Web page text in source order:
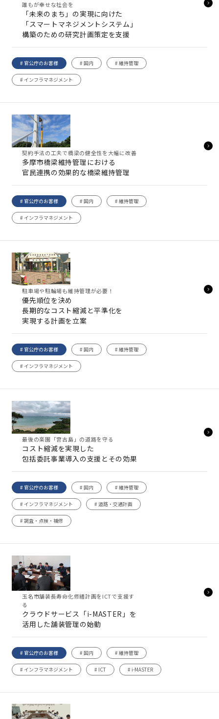
誰もが幸せな社会を
「未来のまち」の実現に向けた
「スマートマネジメントシステム」
構築のための研究計画策定を支援
# 官公庁のお客様 # 国内 # 維持管理
# インフラマネジメント
契約手法の工夫で橋梁の健全性を大幅に改善
多摩市橋梁維持管理における
官民連携の効果的な橋梁維持管理
# 官公庁のお客様 # 国内 # 維持管理
# インフラマネジメント
駐車場や駐輪場も維持管理が必要！
優先順位を決め
長期的なコスト縮減と平準化を
実現する計画を立案
# 官公庁のお客様 # 国内 # 維持管理
# インフラマネジメント
最後の楽園「宮古島」の道路を守る
コスト縮減を実現した
包括委託事業導入の支援とその効果
# 官公庁のお客様 # 国内 # 維持管理
# インフラマネジメント # 道路・交通計画
# 調査・点検・補修
玉名市舗装長寿命化修繕計画をICTで支援す
る
クラウドサービス「i-MASTER」を
活用した舗装管理の始動
# 官公庁のお客様 # 国内 # 維持管理
# インフラマネジメント # ICT # i-MASTER